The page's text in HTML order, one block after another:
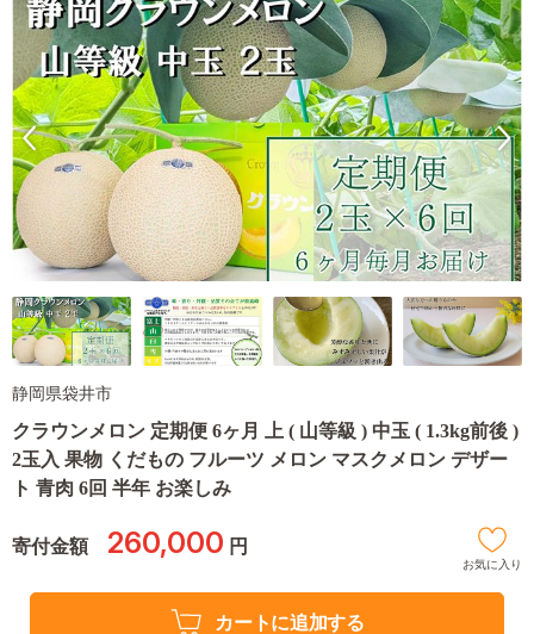
静岡県袋井市
クラウンメロン 定期便 6ヶ月 上 ( 山等級 ) 中玉 ( 1.3kg前後 )
2玉入 果物 くだもの フルーツ メロン マスクメロン デザー
ト 青肉 6回 半年 お楽しみ
寄付金額 260,000 円
お気に入り
カートに追加する